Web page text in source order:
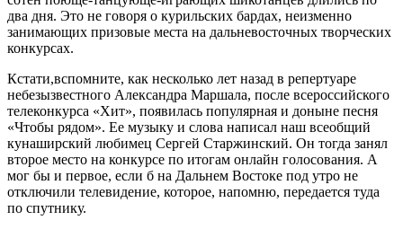
два дня. Это не говоря о курильских бардах, неизменно
занимающих призовые места на дальневосточных творческих
конкурсах.
Кстати,вспомните, как несколько лет назад в репертуаре
небезызвестного Александра Маршала, после всероссийского
телеконкурса «Хит», появилась популярная и доныне песня
«Чтобы рядом». Ее музыку и слова написал наш всеобщий
кунаширский любимец Сергей Старжинский. Он тогда занял
второе место на конкурсе по итогам онлайн голосования. А
мог бы и первое, если б на Дальнем Востоке под утро не
отключили телевидение, которое, напомню, передается туда
по спутнику.